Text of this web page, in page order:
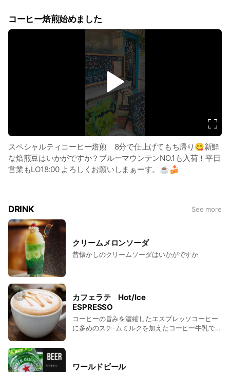
コーヒー焙煎始めました
v
i
d
e
o
スペシャルティコーヒー焙煎 8分で仕上げてもち帰り😋新鮮
な焙煎豆はいかがですか？ブルーマウンテンNO.1も入荷！平日
営業もLO18:00 よろしくお願いしまぁーす。☕️🍰
DRINK See more
クリームメロンソーダ
昔懐かしのクリームソーダはいかがですか
カフェラテ Hot/Ice
ESPRESSO
コーヒーの旨みを濃縮したエスプレッソコーヒー
に多めのスチｰムミルクを加えたコーヒー牛乳で
ワールドビール